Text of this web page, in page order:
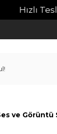
Hızlı
ve Görüntü